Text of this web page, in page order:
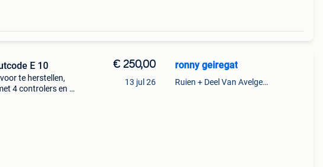
E 10
te herstellen,
4 controlers en 2
€ 250,00
13 jul 26
ronny geiregat
Ruien + Deel Van Avelgem En Waarmaarde